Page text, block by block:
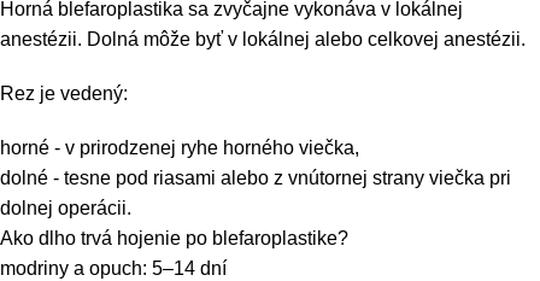
Horná blefaroplastika sa zvyčajne vykonáva v lokálnej
anestézii. Dolná môže byť v lokálnej alebo celkovej anestézii.
Rez je vedený:
horné - v prirodzenej ryhe horného viečka,
dolné - tesne pod riasami alebo z vnútornej strany viečka pri
dolnej operácii.
Ako dlho trvá hojenie po blefaroplastike?
modriny a opuch: 5–14 dní